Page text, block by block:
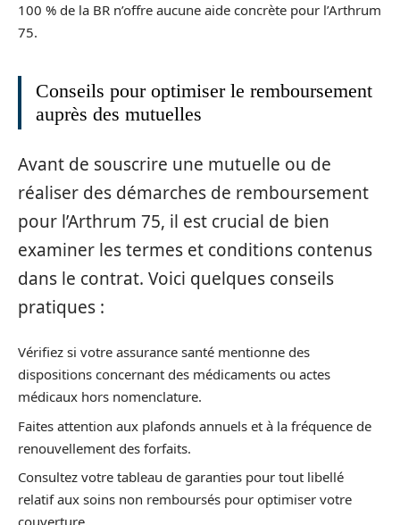
100 % de la BR n’offre aucune aide concrète pour l’Arthrum
75.
Conseils pour optimiser le remboursement
auprès des mutuelles
Avant de souscrire une mutuelle ou de
réaliser des démarches de remboursement
pour l’Arthrum 75, il est crucial de bien
examiner les termes et conditions contenus
dans le contrat. Voici quelques conseils
pratiques :
Vérifiez si votre assurance santé mentionne des
dispositions concernant des médicaments ou actes
médicaux hors nomenclature.
Faites attention aux plafonds annuels et à la fréquence de
renouvellement des forfaits.
Consultez votre tableau de garanties pour tout libellé
relatif aux soins non remboursés pour optimiser votre
couverture.